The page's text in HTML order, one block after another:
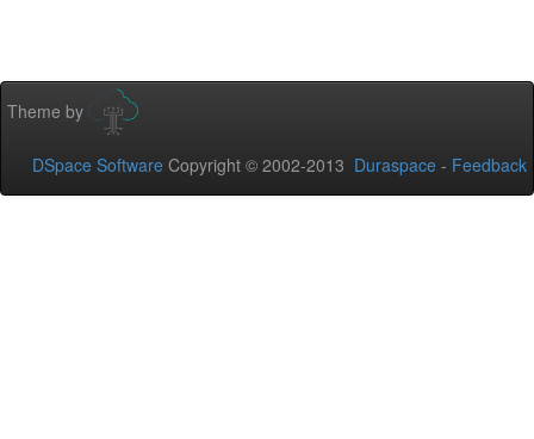
Theme by
DSpace Software Copyright © 2002-2013 Duraspace - Feedback